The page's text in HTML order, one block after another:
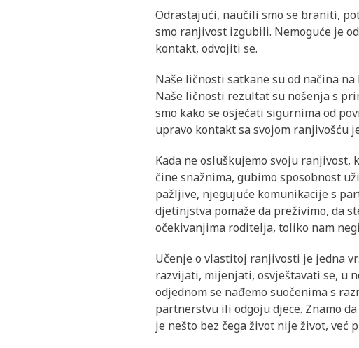
Odrastajući, naučili smo se braniti,
smo ranjivost izgubili. Nemoguće je
kontakt, odvojiti se.
Naše ličnosti satkane su od načina
Naše ličnosti rezultat su nošenja s
smo kako se osjećati sigurnima od
upravo kontakt sa svojom ranjivošću
Kada ne osluškujemo svoju ranjivost,
čine snažnima, gubimo sposobnost
pažljive, njegujuće komunikacije s
djetinjstva pomaže da preživimo, da
očekivanjima roditelja, toliko nam
Učenje o vlastitoj ranjivosti je jedna
razvijati, mijenjati, osvještavati se, u
odjednom se nađemo suočenima s
partnerstvu ili odgoju djece. Znamo
je nešto bez čega život nije život, već